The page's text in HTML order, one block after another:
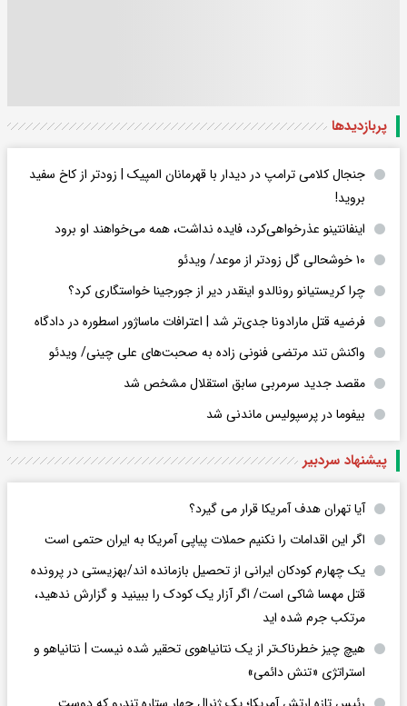
پربازدید‌ها
جنجال کلامی ترامپ در دیدار با قهرمانان المپیک | زودتر از کاخ سفید
بروید!
اینفانتینو عذرخواهی‌کرد، فایده نداشت، همه می‌خواهند او برود
۱۰ خوشحالی گل زودتر از موعد/ ویدئو
چرا کریستیانو رونالدو اینقدر دیر از جورجینا خواستگاری کرد؟
فرضیه قتل مارادونا جدی‌تر شد | اعترافات ماساژور اسطوره در دادگاه
واکنش تند مرتضی فنونی زاده به صحبت‌های علی چینی/ ویدئو
مقصد جدید سرمربی سابق استقلال مشخص شد
بیفوما در پرسپولیس ماندنی شد
پیشنهاد سردبیر
آیا تهران هدف آمریکا قرار می گیرد؟
اگر این اقدامات را نکنیم حملات پیاپی آمریکا به ایران حتمی است
یک چهارم کودکان ایرانی از تحصیل بازمانده اند/بهزیستی در پرونده
قتل مهسا شاکی است/ اگر آزار یک کودک را ببینید و گزارش ندهید،
مرتکب جرم شده اید
هیچ چیز خطرناک‌تر از یک نتانیاهوی تحقیر شده نیست | نتانیاهو و
استراتژی «تنش دائمی»